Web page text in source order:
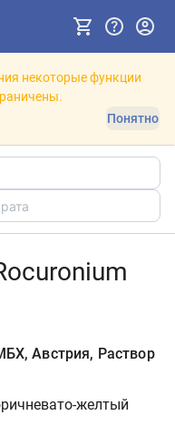
некоторые функции
Понятно
Австрия, Раствор
желтый